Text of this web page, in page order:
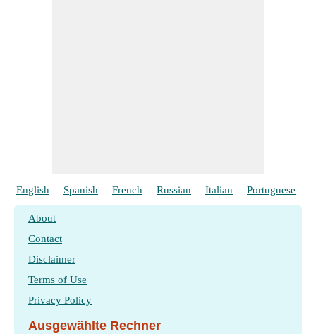
English Spanish French Russian Italian Portuguese
About
Contact
Disclaimer
Terms of Use
Privacy Policy
Ausgewählte Rechner